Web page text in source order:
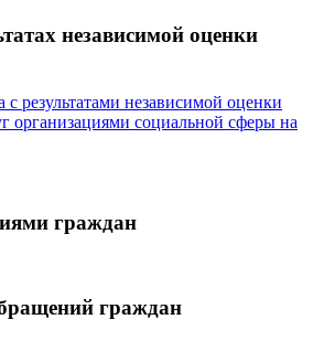
независимой оценки
результатами независимой оценки
организациями социальной сферы на
граждан
граждан